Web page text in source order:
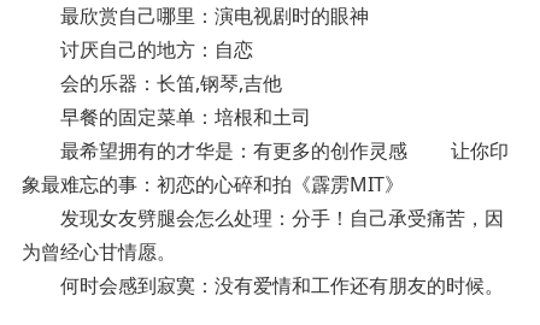
最欣赏自己哪里：演电视剧时的眼神
讨厌自己的地方：自恋
会的乐器：长笛,钢琴,吉他
早餐的固定菜单：培根和土司
最希望拥有的才华是：有更多的创作灵感 让你印
象最难忘的事：初恋的心碎和拍《霹雳MIT》
发现女友劈腿会怎么处理：分手！自己承受痛苦，因
为曾经心甘情愿。
何时会感到寂寞：没有爱情和工作还有朋友的时候。